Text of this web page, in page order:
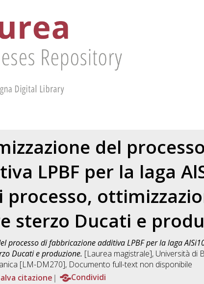
del
LPBF per la laga
processo,
sterzo Ducati e
processo di fabbricazione additiva LPBF per la laga
Ducati e produzione. [Laurea magistrale], Università di
[LM-DM270], Documento full-text non disponibile
citazione
Condividi